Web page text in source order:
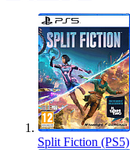
Split Fiction (PS5)